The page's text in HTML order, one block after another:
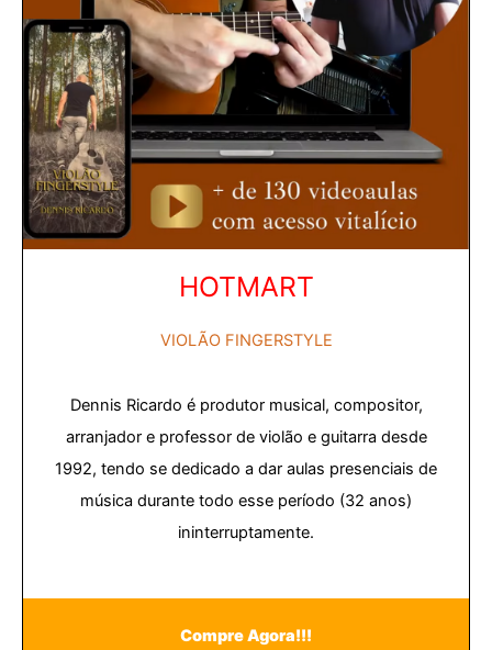
HOTMART
VIOLÃO FINGERSTYLE
Dennis Ricardo é produtor musical, compositor,
arranjador e professor de violão e guitarra desde
1992, tendo se dedicado a dar aulas presenciais de
música durante todo esse período (32 anos)
ininterruptamente.
Compre Agora!!!